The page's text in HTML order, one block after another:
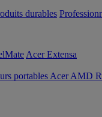
durables
Acer Extensa
portables Acer AMD